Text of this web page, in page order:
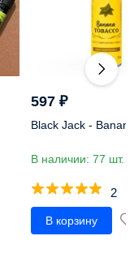
597 ₽
Black Jack -
В наличии: 77 шт.
2
В корзину